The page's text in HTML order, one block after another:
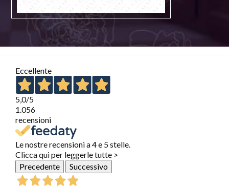
Eccellente
5,0/5
1.056
recensioni
Le nostre recensioni a 4 e 5 stelle.
Clicca qui per leggerle tutte >
Precedente
Successivo